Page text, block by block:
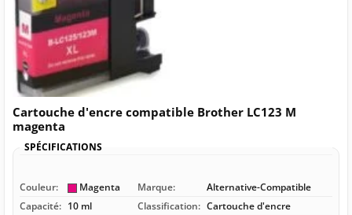
Cartouche d'encre compatible Brother LC123 M
magenta
SPÉCIFICATIONS
Couleur: Magenta Marque:
Alternative-Compatible
Capacité: 10 ml Classification: Cartouche d'encre